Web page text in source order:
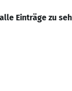
Einträge zu